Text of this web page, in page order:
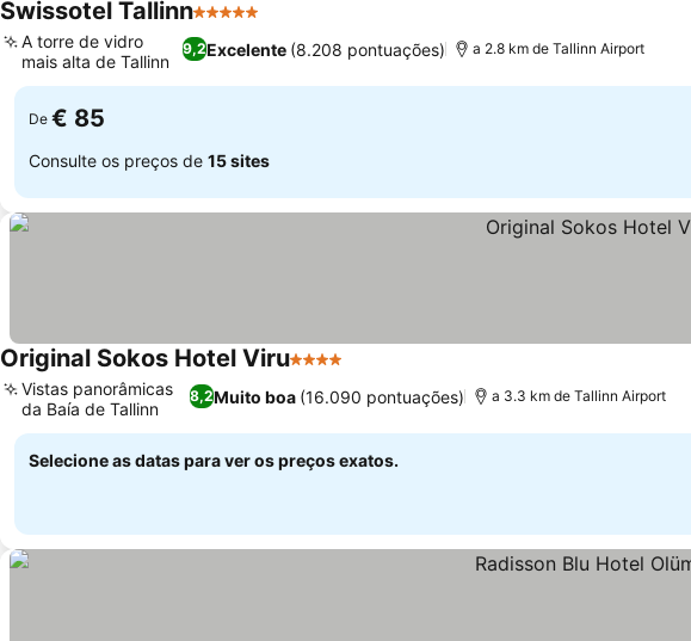
Swissotel Tallinn5 Estrelas
9,2Excelente (8.208 pontuações)
A torre de vidro
mais alta de Tallinn
a 2.8 km de Tallinn Airport
De € 85
Consulte os preços de 15 sites
Original Sokos Hotel Viru4 Estrelas
8,2Muito boa (16.090 pontuações)
Vistas panorâmicas
da Baía de Tallinn
a 3.3 km de Tallinn Airport
Selecione as datas para ver os preços exatos.